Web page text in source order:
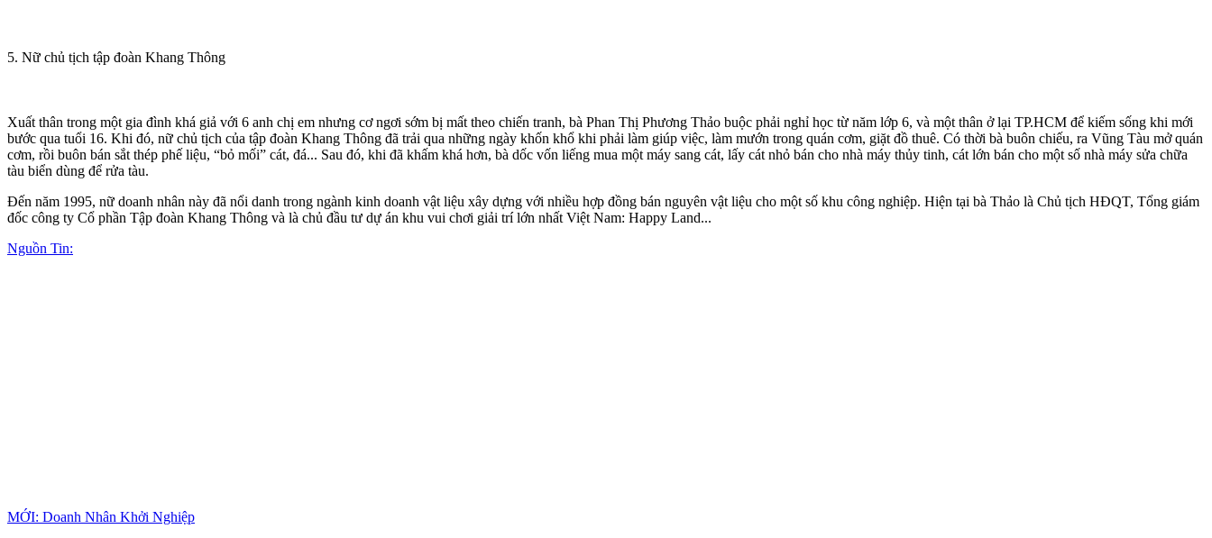
5. Nữ chủ tịch tập đoàn Khang Thông
Xuất thân trong một gia đình khá giả với 6 anh chị em nhưng cơ ngơi sớm bị mất theo chiến tranh, bà Phan Thị Phương Thảo buộc phải nghỉ học từ năm lớp 6, và một thân ở lại TP.HCM để kiếm sống khi mới
bước qua tuổi 16. Khi đó, nữ chủ tịch của tập đoàn Khang Thông đã trải qua những ngày khốn khổ khi phải làm giúp việc, làm mướn trong quán cơm, giặt đồ thuê. Có thời bà buôn chiếu, ra Vũng Tàu mở quán
cơm, rồi buôn bán sắt thép phế liệu, “bỏ mối” cát, đá... Sau đó, khi đã khấm khá hơn, bà dốc vốn liếng mua một máy sang cát, lấy cát nhỏ bán cho nhà máy thủy tinh, cát lớn bán cho một số nhà máy sửa chữa
tàu biển dùng để rửa tàu.
Đến năm 1995, nữ doanh nhân này đã nổi danh trong ngành kinh doanh vật liệu xây dựng với nhiều hợp đồng bán nguyên vật liệu cho một số khu công nghiệp. Hiện tại bà Thảo là Chủ tịch HĐQT, Tổng giám
đốc công ty Cổ phần Tập đoàn Khang Thông và là chủ đầu tư dự án khu vui chơi giải trí lớn nhất Việt Nam: Happy Land...
Nguồn Tin:
MỚI: Doanh Nhân Khởi Nghiệp